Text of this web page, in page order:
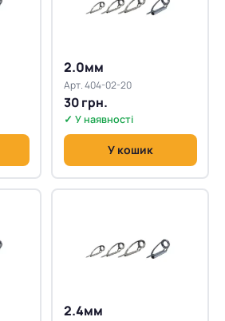
2.0мм
Арт. 404-02-20
30 грн.
✓ У наявності
У кошик
2.4мм